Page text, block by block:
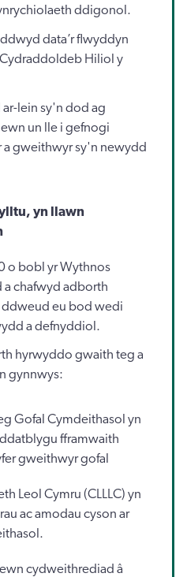
ddigonol.
data’r flwyddyn
Hiliol y
lein sy'n dod ag
un lle i gefnogi
gweithwyr sy'n newydd
yn llawn
o bobl yr Wythnos
a chafwyd adborth
ddweud eu bod wedi
a defnyddiol.
hyrwyddo gwaith teg a
gynnwys:
Gofal Cymdeithasol yn
fframwaith
gweithwyr gofal
Leol Cymru (CLLLC) yn
ac amodau cyson ar
cydweithrediad â